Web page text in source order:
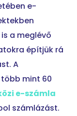
e-
a meglévő
építjük rá
A
mint 60
e-számla
számlázást.